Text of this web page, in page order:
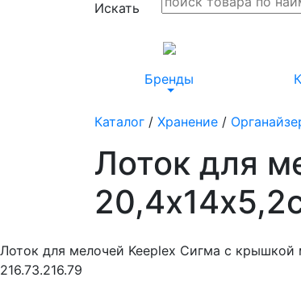
Бренды
Каталог / Хранение /
Лоток для
Лоток для мелочей Keeplex Сигма с крышкой
216.73.216.79